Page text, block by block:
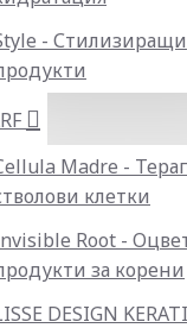
- Стилизиращи
Madre -
клетки
Root -
за корени
DESIGN